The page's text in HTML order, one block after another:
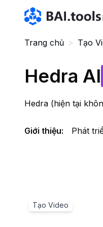
Bai.tools
Trang chủ > Tạo
Hedra AI
Hedra (hiện tại
Giới thiệu: Phát
Tạo Video